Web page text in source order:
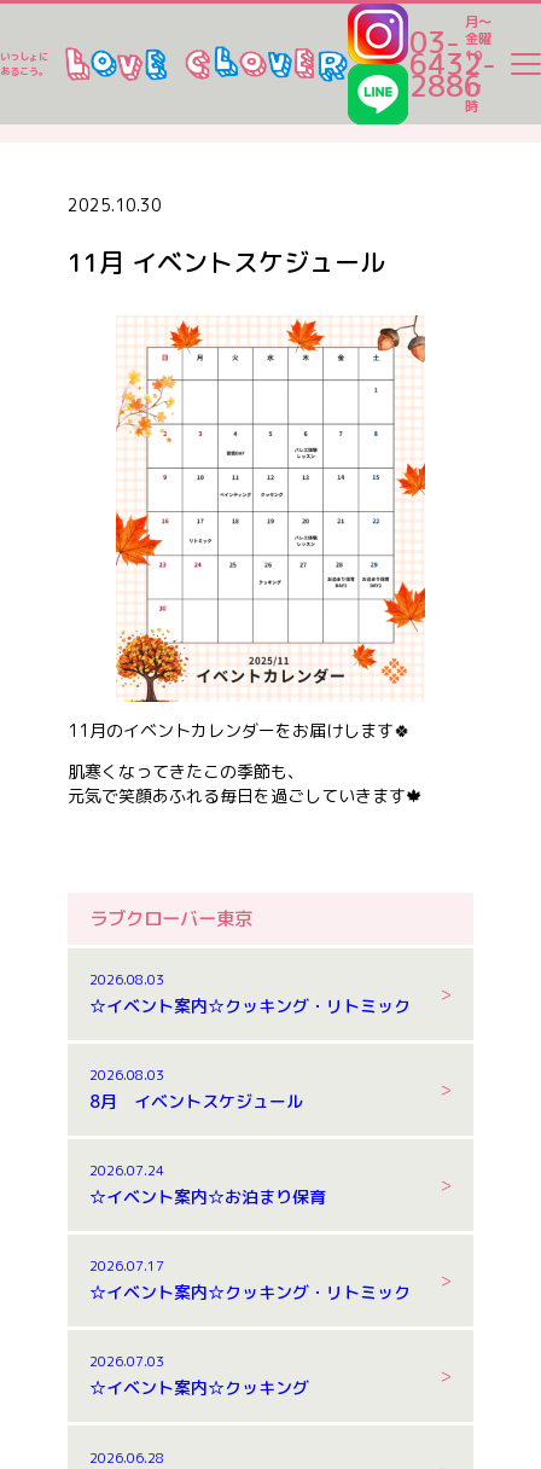
いっしょに
あるこう。
03-
6432-
2886
月～
金曜
10
～
17
時
一時保育
ベビーシッター
家事代行
認可保育園一覧
お問い合わせ
会社概要
2025.10.30
11月 イベントスケジュール
11月のイベントカレンダーをお届けします🍀
肌寒くなってきたこの季節も、
元気で笑顔あふれる毎日を過ごしていきます🍁
ラブクローバー東京
2026.08.03
☆イベント案内☆クッキング・リトミック
2026.08.03
8月 イベントスケジュール
2026.07.24
☆イベント案内☆お泊まり保育
2026.07.17
☆イベント案内☆クッキング・リトミック
2026.07.03
☆イベント案内☆クッキング
2026.06.28